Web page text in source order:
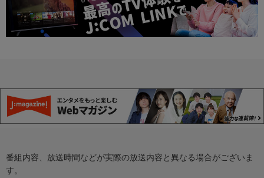
番組内容、放送時間などが実際の放送内容と異なる場合がございま
す。